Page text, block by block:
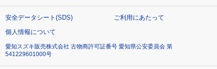
安全データシート(SDS)
ご利用にあたって
個人情報について
愛知スズキ販売株式会社 古物商許可証番号 愛知県公安委員会 第
541229601000号